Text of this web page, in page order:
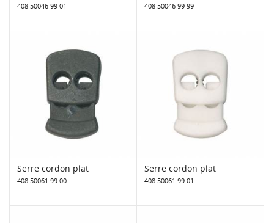
408 50046 99 01 408 50046 99 99
Serre cordon plat
408 50061 99 00
Serre cordon plat
408 50061 99 01